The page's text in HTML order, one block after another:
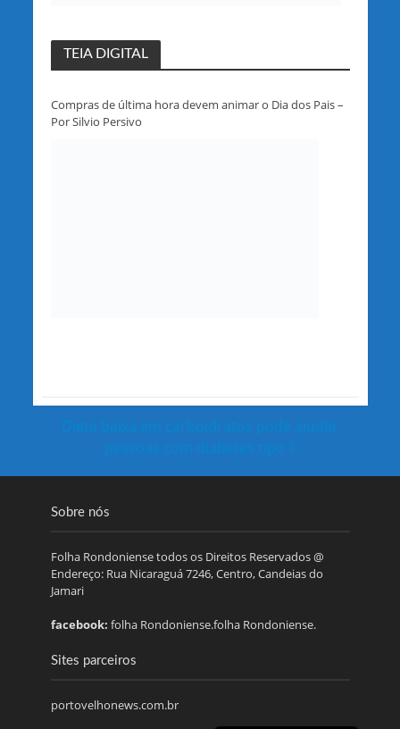
TEIA DIGITAL
Compras de última hora devem animar o Dia dos Pais –
Por Silvio Persivo
Dieta baixa em carboidratos pode ajudar
pessoas com diabetes tipo 1
Sobre nós
Folha Rondoniense todos os Direitos Reservados @
Endereço: Rua Nicaraguá 7246, Centro, Candeias do
Jamari
facebook: folha Rondoniense.folha Rondoniense.
Sites parceiros
portovelhonews.com.br